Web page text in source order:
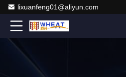
lixuanfeng01@aliyun.com